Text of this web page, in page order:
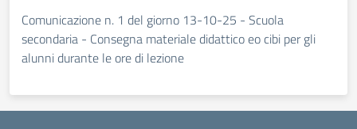
Comunicazione n. 1 del giorno 13-10-25 - Scuola
secondaria - Consegna materiale didattico eo cibi per gli
alunni durante le ore di lezione